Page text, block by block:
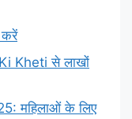
करें
Kheti से लाखों
महिलाओं के लिए